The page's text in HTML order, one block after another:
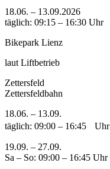
18.06. – 13.09.2026
täglich: 09:15 – 16:30 Uhr
Bikepark Lienz
laut Liftbetrieb
Zettersfeld
Zettersfeldbahn
18.06. – 13.09.
täglich: 09:00 – 16:45 Uhr
19.09. – 27.09.
Sa – So: 09:00 – 16:45 Uhr